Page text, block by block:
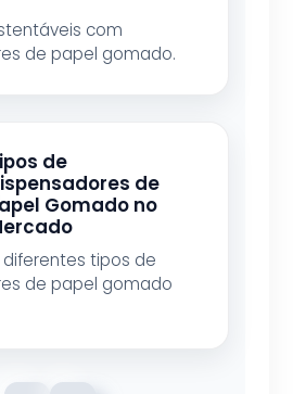
com
de papel gomado.
de
de
Gomado no
tipos de
de papel gomado